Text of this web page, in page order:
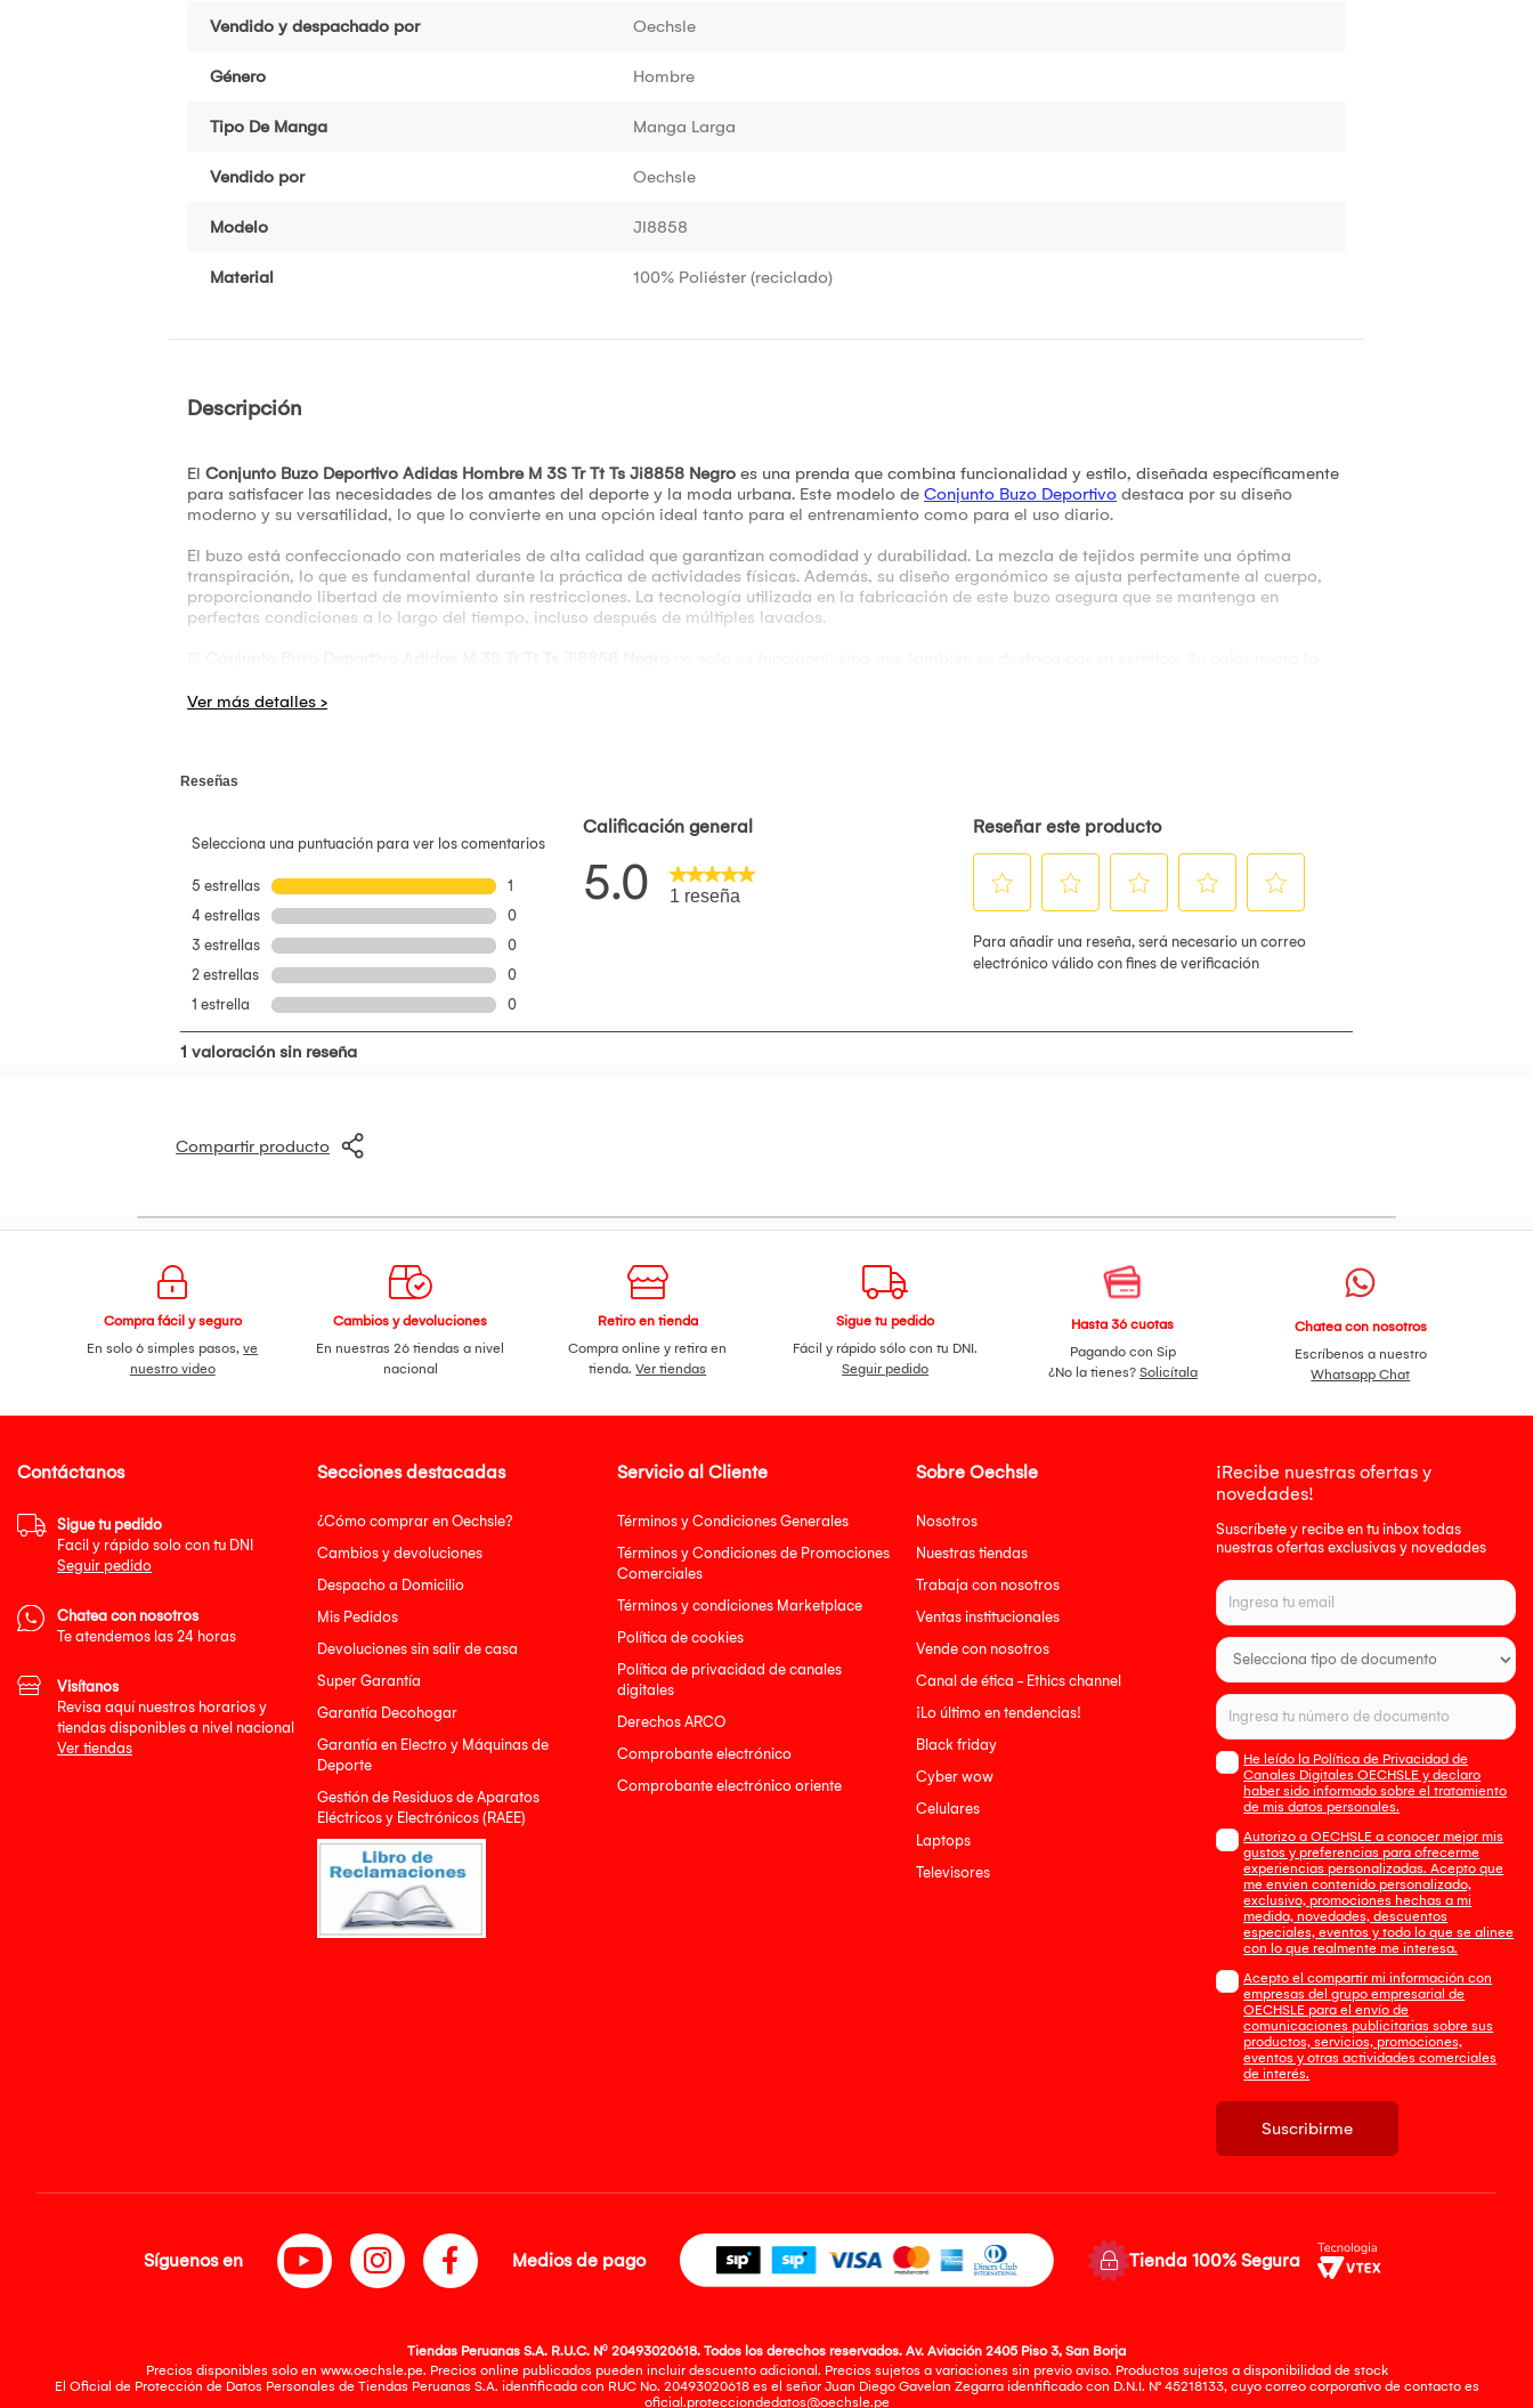
Vendido y despachado por Oechsle
Género Hombre
Tipo De Manga Manga Larga
Vendido por Oechsle
Modelo JI8858
Material 100% Poliéster (reciclado)
Descripción
El Conjunto Buzo Deportivo Adidas Hombre M 3S Tr Tt Ts Ji8858 Negro es una prenda que combina funcionalidad y estilo, diseñada específicamente
para satisfacer las necesidades de los amantes del deporte y la moda urbana. Este modelo de Conjunto Buzo Deportivo destaca por su diseño
moderno y su versatilidad, lo que lo convierte en una opción ideal tanto para el entrenamiento como para el uso diario.
El buzo está confeccionado con materiales de alta calidad que garantizan comodidad y durabilidad. La mezcla de tejidos permite una óptima
transpiración, lo que es fundamental durante la práctica de actividades físicas. Además, su diseño ergonómico se ajusta perfectamente al cuerpo,
proporcionando libertad de movimiento sin restricciones. La tecnología utilizada en la fabricación de este buzo asegura que se mantenga en
perfectas condiciones a lo largo del tiempo, incluso después de múltiples lavados.
casuales. Las tres franjas características de Adidas, que recorren los laterales del buzo, añaden un toque distintivo y reconocible, haciendo que esta
exigentes. Su combinación de materiales de calidad, diseño moderno y versatilidad lo posiciona como una opción destacada en el mercado de la
este modelo de Adidas es, sin duda, una elección acertada.
Compartir producto
Compra fácil y seguro
En solo 6 simples pasos,ve
nuestro video
Cambios y devoluciones
En nuestras 26 tiendas a nivel
nacional
Retiro en tienda
Compra online y retira en
tienda.Ver tiendas
Sigue tu pedido
Fácil y rápido sólo con tu DNI.
Seguir pedido
Hasta 36 cuotas
Pagando con Sip
¿No la tienes? Solicítala
Chatea con nosotros
Escríbenos a nuestro
Whatsapp Chat
Secciones destacadas
¿Cómo comprar en Oechsle?
Cambios y devoluciones
Despacho a Domicilio
Mis Pedidos
Devoluciones sin salir de casa
Super Garantía
Garantía Decohogar
Garantía en Electro y Máquinas de
Deporte
Gestión de Residuos de Aparatos
Eléctricos y Electrónicos (RAEE)
Servicio al Cliente
Términos y Condiciones Generales
Términos y Condiciones de Promociones
Comerciales
Términos y condiciones Marketplace
Política de cookies
Política de privacidad de canales
digitales
Derechos ARCO
Comprobante electrónico
Comprobante electrónico oriente
Sobre Oechsle
Nosotros
Nuestras tiendas
Trabaja con nosotros
Ventas institucionales
Vende con nosotros
Canal de ética - Ethics channel
¡Lo último en tendencias!
Black friday
Cyber wow
Celulares
Laptops
Televisores
¡Recibe nuestras ofertas y
novedades!
Suscríbete y recibe en tu inbox todas
nuestras ofertas exclusivas y novedades
He leído la Política de Privacidad de
Canales Digitales OECHSLE y declaro
haber sido informado sobre el tratamiento
de mis datos personales.
Autorizo a OECHSLE a conocer mejor mis
gustos y preferencias para ofrecerme
experiencias personalizadas. Acepto que
me envien contenido personalizado,
exclusivo, promociones hechas a mi
medida, novedades, descuentos
especiales, eventos y todo lo que se alinee
con lo que realmente me interesa.
Acepto el compartir mi información con
empresas del grupo empresarial de
OECHSLE para el envío de
comunicaciones publicitarias sobre sus
productos, servicios, promociones,
eventos y otras actividades comerciales
de interés.
Suscribirme
Contáctanos
Sigue tu pedido
Facil y rápido solo con tu DNI
Seguir pedido
Chatea con nosotros
Te atendemos las 24 horas
Visítanos
Revisa aquí nuestros horarios y
tiendas disponibles a nivel nacional
Ver tiendas
Síguenos en Medios de pago Tienda 100% Segura
Tiendas Peruanas S.A. R.U.C. Nº 20493020618. Todos los derechos reservados. Av. Aviación 2405 Piso 3, San Borja
Precios disponibles solo en www.oechsle.pe. Precios online publicados pueden incluir descuento adicional. Precios sujetos a variaciones sin previo aviso. Productos sujetos a disponibilidad de stock
El Oficial de Protección de Datos Personales de Tiendas Peruanas S.A. identificada con RUC No. 20493020618 es el señor Juan Diego Gavelan Zegarra identificado con D.N.I. N° 45218133, cuyo correo corporativo de contacto es
oficial.protecciondedatos@oechsle.pe